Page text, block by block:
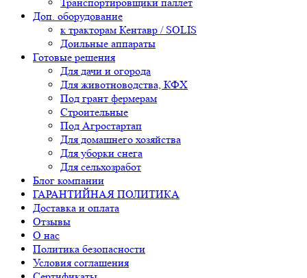
Доп. оборудование
к тракторам Кентавр / SOLIS
Доильные аппараты
Готовые решения
Для дачи и огорода
Для животноводства, КФХ
Под грант фермерам
Строительные
Под Агростартап
Для домашнего хозяйства
Для уборки снега
Для сельхозработ
Блог компании
ГАРАНТИЙНАЯ ПОЛИТИКА
Доставка и оплата
Отзывы
О нас
Политика безопасности
Условия соглашения